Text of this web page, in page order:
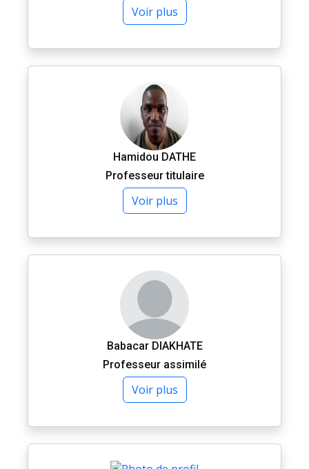
Voir plus
Hamidou DATHE
Professeur titulaire
Voir plus
Babacar DIAKHATE
Professeur assimilé
Voir plus